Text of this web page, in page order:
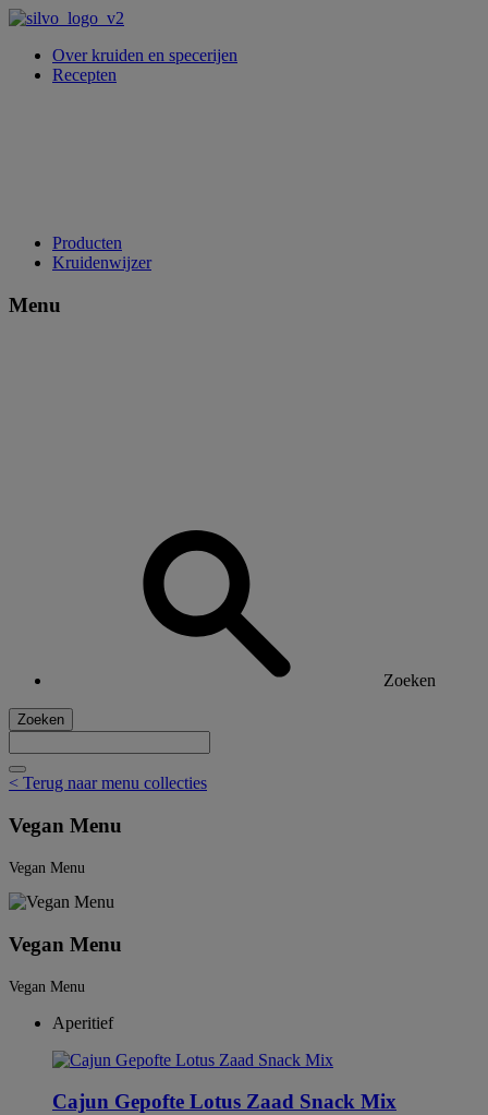
Over kruiden en specerijen
Recepten
Producten
Kruidenwijzer
Menu
Zoeken
Zoeken
< Terug naar menu collecties
Vegan Menu
Vegan Menu
Vegan Menu
Vegan Menu
Aperitief
Cajun Gepofte Lotus Zaad Snack Mix